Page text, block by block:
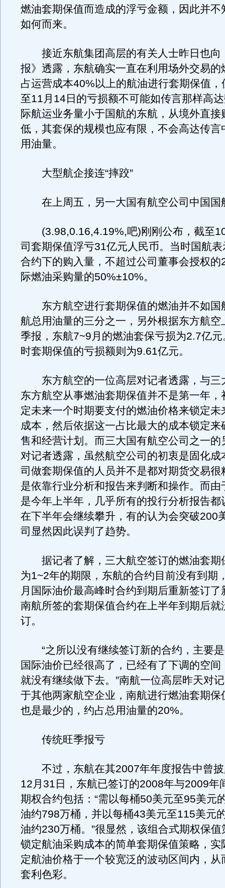
燃油套期保值而造成的浮亏金额，因此并不
如何而来。
接近东航集团高层的有关人士昨日也向
报》透露，东航确实一直在利用场外交易的
占运营成本40%以上的航油进行套期保值，
至11月14日的亏损额不可能如传言那样高
际航运业务量小于国航的东航，从境外直接
低，其套保的规模也应有限，不会高达传言
用油量。
大型航企接连“摔跤”
在上周五，另一大国有航空公司中国国
(3.98,0.16,4.19%,吧)刚刚公布，截至
司套期保值浮亏31亿元人民币。当时国航
合约下的购入量，不超过公司董事会授权
际燃油采购量的50%±10%。
东方航空进行套期保值的燃油并不如国
航总用油量的三分之一，另外根据东方航空
季报，东航7~9月的燃油套保亏损为2.7亿
时套期保值的亏损额则为9.61亿元。
东方航空的一位高层对记者透露，与三
东方航空从事燃油套期保值并不是第一年，
定未来一个时期要支付的燃油价格来锁定未
成本，然后依据这一占比最大的成本锁定来
售和经营计划。而三大国有航空公司之一的
对记者透露，虽然航空公司的初衷是固化成
司做套期保值的人员并不是都对期货交易很
是依靠行业分析和报告来判断和操作。而由
是今年上半年，几乎所有的投行分析报告都
在下半年会继续攀升，有的认为会突破200
司显然因此误判了趋势。
据记者了解，三大航空签订的燃油套期
为1~2年的期限，东航的合约目前没有到期
月国际油价最高峰时合约到期后重新签订了
南航所签的套期保值合约在上半年到期后就
订。
“之所以没有继续签订新的合约，主要是
国际油价已经很高了，已经有了下调的空间
就没有继续做下去。”南航一位高层昨天对
于其他两家航空企业，南航进行燃油套期保
也是最少的，约占总用油量的20%。
传统旺季报亏
不过，东航在其2007年年度报告中曾披
12月31日，东航已签订的2008年与2009年
期权合约包括：“需以每桶50美元至95美元
油约798万桶，并以每桶43美元至115美元
油约230万桶。”很显然，该组合式期权保
锁定航油采购成本的简单套期保值策略，实
定航油价格于一个较宽泛的波动区间内，从
套利色彩。